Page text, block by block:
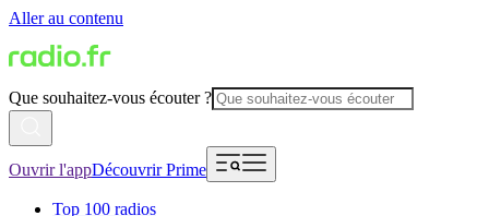
Aller au contenu
Que souhaitez-vous écouter ?
Ouvrir l'appDécouvrir Prime
Top 100 radios